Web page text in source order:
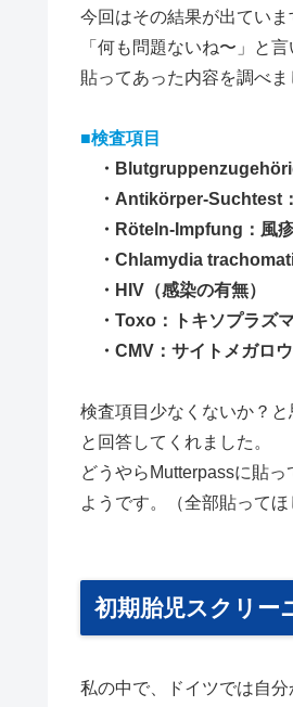
今回はその結果が出ていま
「何も問題ないね〜」と
貼ってあった内容を調べま
■検査項目
・
・Antikörper-Suchtest：
・Röteln-Impfung：風疹
・Chlamydia
・HIV（感染の有無）
・Toxo：トキソプラズマ
・CMV：サイトメガロウ
検査項目少なくないか？
と回答してくれました。
どうやらMutterpassに貼
ようです。（全部貼って
初期胎児スクリー
私の中で、ドイツでは自